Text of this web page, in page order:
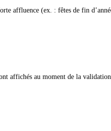
affluence (ex. : fêtes de fin
affichés au moment de la